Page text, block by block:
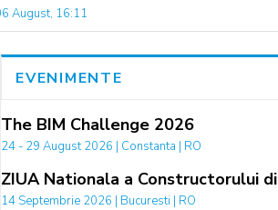
August, 16:11
EVENIMENTE
The BIM Challenge 2026
24 - 29 August 2026 | Constanta | RO
ZIUA Nationala a Constructorului
14 Septembrie 2026 | Bucuresti | RO